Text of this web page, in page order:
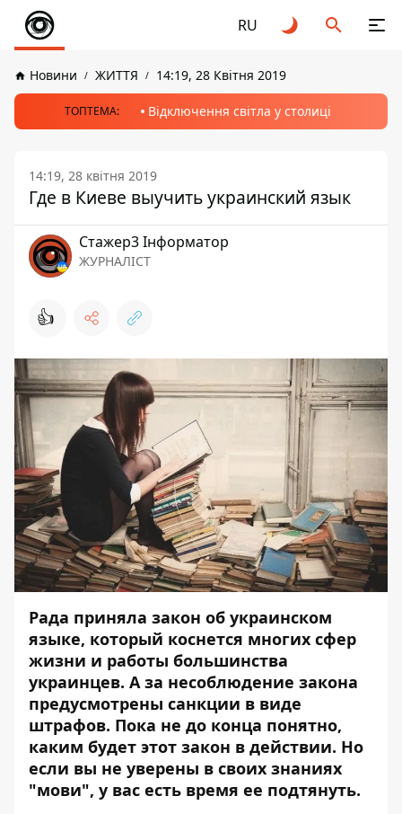
RU
Новини ЖИТТЯ 14:19, 28 Квітня 2019
ТОПТЕМА: Відключення світла у столиці
14:19, 28 квітня 2019
Где в Киеве выучить украинский язык
Стажер3 Інформатор
ЖУРНАЛІСТ
👍
Рада приняла закон об украинском
языке, который коснется многих сфер
жизни и работы большинства
украинцев. А за несоблюдение закона
предусмотрены санкции в виде
штрафов. Пока не до конца понятно,
каким будет этот закон в действии. Но
если вы не уверены в своих знаниях
"мови", у вас есть время ее подтянуть.